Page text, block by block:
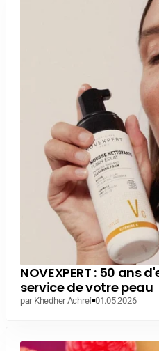
NOVEXPERT : 50 ans
service de votre peau
par Khedher Achref 01.05.2026